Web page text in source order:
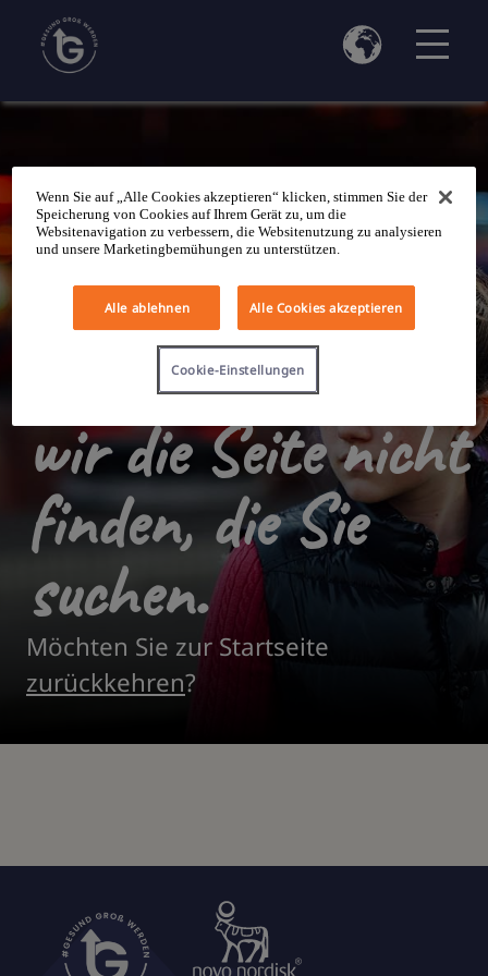
Leider konnten
wir die Seite nicht
finden, die Sie
suchen.
Möchten Sie zur Startseite
zurückkehren?
Wenn Sie auf „Alle Cookies akzeptieren“ klicken, stimmen Sie der
Speicherung von Cookies auf Ihrem Gerät zu, um die
Websitenavigation zu verbessern, die Websitenutzung zu analysieren
und unsere Marketingbemühungen zu unterstützen.
Alle ablehnen Alle Cookies akzeptieren
Cookie-Einstellungen